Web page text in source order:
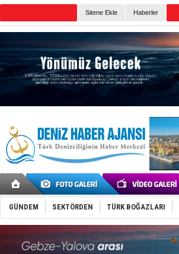
Sitene Ekle Haberler
GÜNDEM SEKTÖRDEN TÜRK BOĞAZLARI